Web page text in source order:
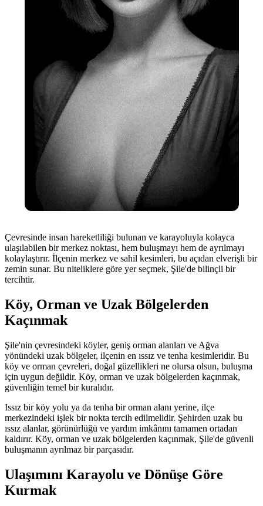
Çevresinde insan hareketliliği bulunan ve karayoluyla kolayca
ulaşılabilen bir merkez noktası, hem buluşmayı hem de ayrılmayı
kolaylaştırır. İlçenin merkez ve sahil kesimleri, bu açıdan elverişli bir
zemin sunar. Bu niteliklere göre yer seçmek, Şile'de bilinçli bir
tercihtir.
Köy, Orman ve Uzak Bölgelerden
Kaçınmak
Şile'nin çevresindeki köyler, geniş orman alanları ve Ağva
yönündeki uzak bölgeler, ilçenin en ıssız ve tenha kesimleridir. Bu
köy ve orman çevreleri, doğal güzellikleri ne olursa olsun, buluşma
için uygun değildir. Köy, orman ve uzak bölgelerden kaçınmak,
güvenliğin temel bir kuralıdır.
Issız bir köy yolu ya da tenha bir orman alanı yerine, ilçe
merkezindeki işlek bir nokta tercih edilmelidir. Şehirden uzak bu
ıssız alanlar, görünürlüğü ve yardım imkânını tamamen ortadan
kaldırır. Köy, orman ve uzak bölgelerden kaçınmak, Şile'de güvenli
buluşmanın ayrılmaz bir parçasıdır.
Ulaşımını Karayolu ve Dönüşe Göre
Kurmak